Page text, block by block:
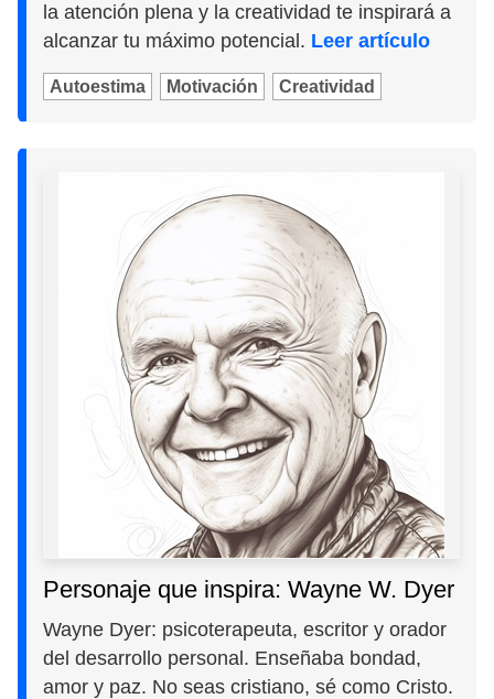
la atención plena y la creatividad te inspirará a
alcanzar tu máximo potencial. Leer artículo
Autoestima Motivación Creatividad
Personaje que inspira: Wayne W. Dyer
Wayne Dyer: psicoterapeuta, escritor y orador
del desarrollo personal. Enseñaba bondad,
amor y paz. No seas cristiano, sé como Cristo.